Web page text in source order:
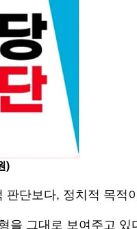
)
단보다, 정치적 목적
을 그대로 보여주고 있